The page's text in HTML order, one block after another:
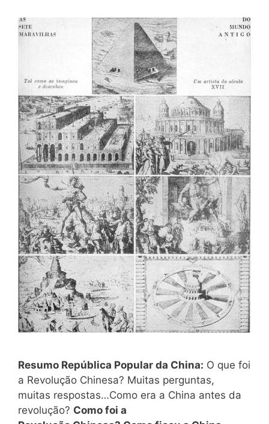
Resumo República Popular da China: O que foi
a Revolução Chinesa? Muitas perguntas,
muitas respostas…Como era a China antes da
revolução? Como foi a